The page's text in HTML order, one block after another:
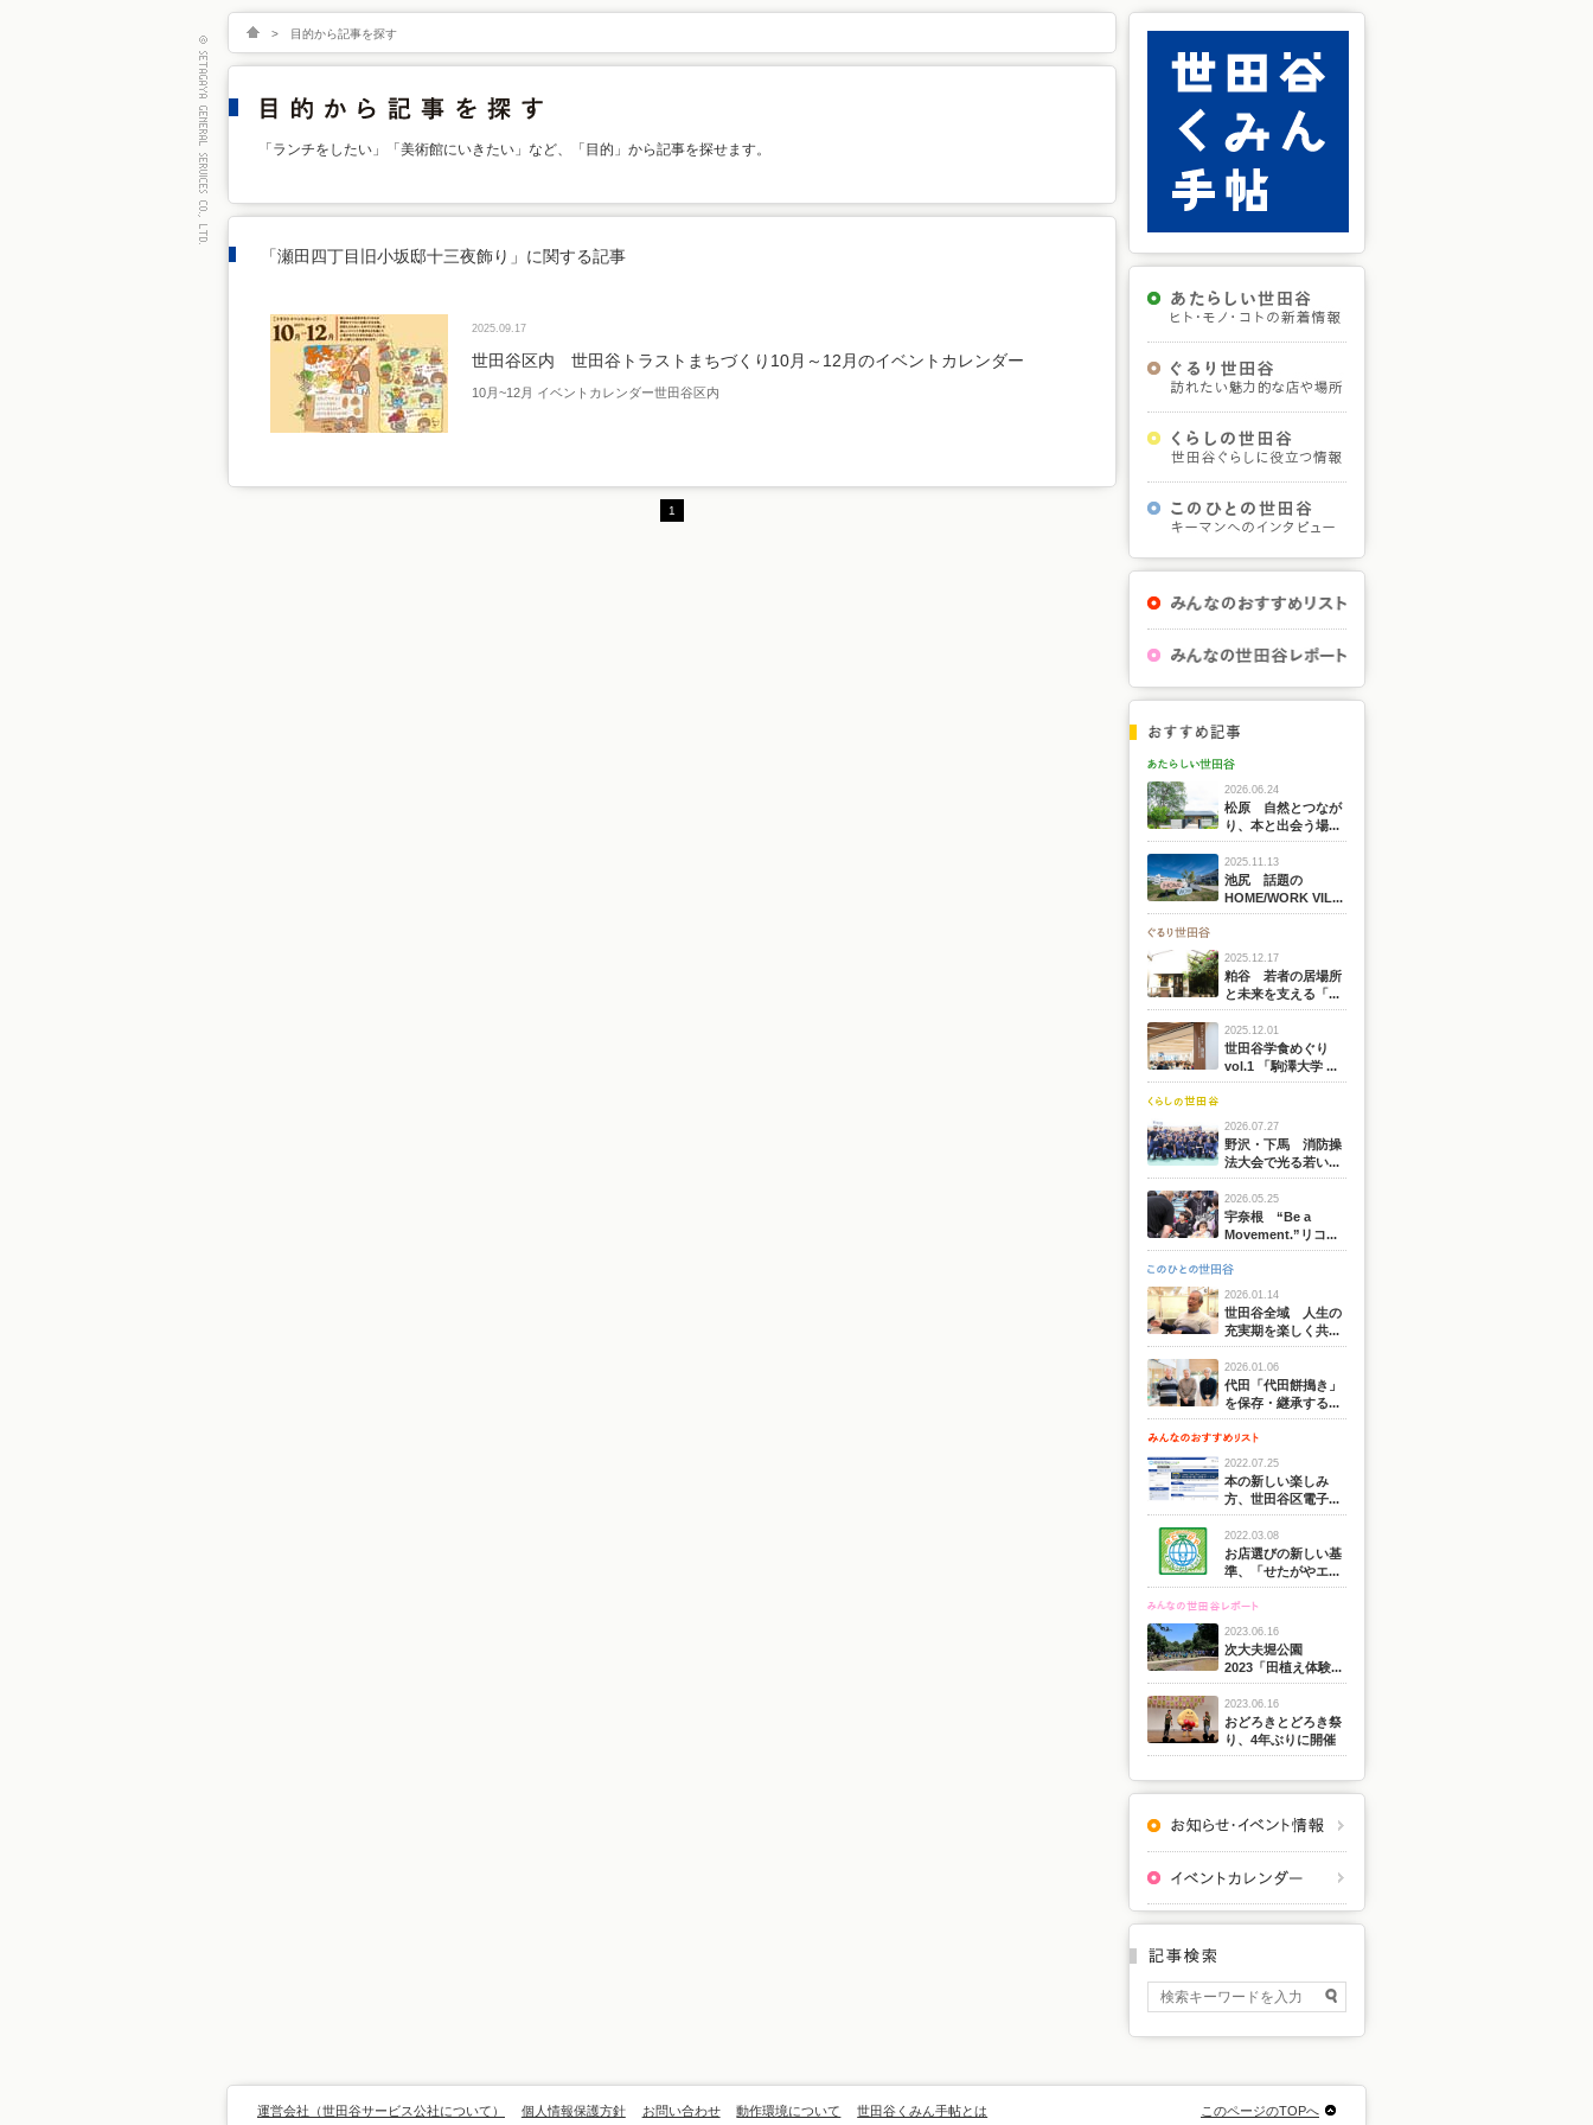
> 目的から記事を探す
「ランチをしたい」「美術館にいきたい」など、「目的」から記事を探せます。
「瀬田四丁目旧小坂邸十三夜飾り」に関する記事
2025.09.17
世田谷区内 世田谷トラストまちづくり10月～12月のイベントカレンダー
10月~12月 イベントカレンダー世田谷区内
1
2026.06.24
松原 自然とつなが
り、本と出会う場...
2025.11.13
池尻 話題の
HOME/WORK VIL...
2025.12.17
粕谷 若者の居場所
と未来を支える「...
2025.12.01
世田谷学食めぐり
vol.1 「駒澤大学 ...
2026.07.27
野沢・下馬 消防操
法大会で光る若い...
2026.05.25
宇奈根 “Be a
Movement.”リコ...
2026.01.14
世田谷全域 人生の
充実期を楽しく共...
2026.01.06
代田「代田餅搗き」
を保存・継承する...
2022.07.25
本の新しい楽しみ
方、世田谷区電子...
2022.03.08
お店選びの新しい基
準、「せたがやエ...
2023.06.16
次大夫堀公園
2023「田植え体験...
2023.06.16
おどろきとどろき祭
り、4年ぶりに開催
運営会社（世田谷サービス公社について） 個人情報保護方針 お問い合わせ 動作環境について 世田谷くみん手帖とは このページのTOPへ